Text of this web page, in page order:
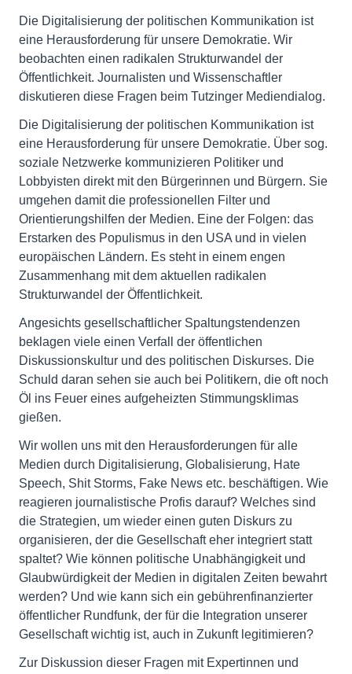
Die Digitalisierung der politischen Kommunikation ist
eine Herausforderung für unsere Demokratie. Wir
beobachten einen radikalen Strukturwandel der
Öffentlichkeit. Journalisten und Wissenschaftler
diskutieren diese Fragen beim Tutzinger Mediendialog.
Die Digitalisierung der politischen Kommunikation ist
eine Herausforderung für unsere Demokratie. Über sog.
soziale Netzwerke kommunizieren Politiker und
Lobbyisten direkt mit den Bürgerinnen und Bürgern. Sie
umgehen damit die professionellen Filter und
Orientierungshilfen der Medien. Eine der Folgen: das
Erstarken des Populismus in den USA und in vielen
europäischen Ländern. Es steht in einem engen
Zusammenhang mit dem aktuellen radikalen
Strukturwandel der Öffentlichkeit.
Angesichts gesellschaftlicher Spaltungstendenzen
beklagen viele einen Verfall der öffentlichen
Diskussionskultur und des politischen Diskurses. Die
Schuld daran sehen sie auch bei Politikern, die oft noch
Öl ins Feuer eines aufgeheizten Stimmungsklimas
gießen.
Wir wollen uns mit den Herausforderungen für alle
Medien durch Digitalisierung, Globalisierung, Hate
Speech, Shit Storms, Fake News etc. beschäftigen. Wie
reagieren journalistische Profis darauf? Welches sind
die Strategien, um wieder einen guten Diskurs zu
organisieren, der die Gesellschaft eher integriert statt
spaltet? Wie können politische Unabhängigkeit und
Glaubwürdigkeit der Medien in digitalen Zeiten bewahrt
werden? Und wie kann sich ein gebührenfinanzierter
öffentlicher Rundfunk, der für die Integration unserer
Gesellschaft wichtig ist, auch in Zukunft legitimieren?
Zur Diskussion dieser Fragen mit Expertinnen und